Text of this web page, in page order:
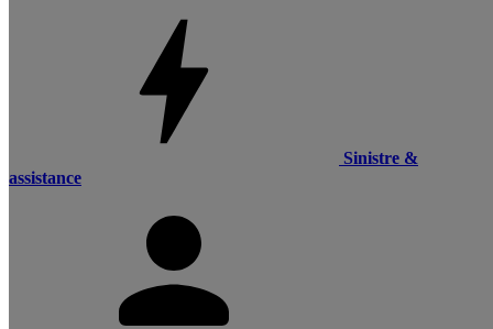
Sinistre &
assistance